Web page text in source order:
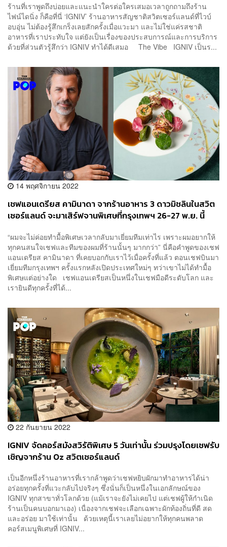
ร้านที่เราพูดถึงบ่อยและแนะนำใครต่อใครเสมอเวลาถูกถามถึงร้าน
ไฟน์ไดนิ่ง ก็คือที่นี่ ‘IGNIV’ ร้านอาหารสัญชาติสวิตเซอร์แลนด์ที่ไวบ์
อบอุ่น ไม่ต้องรู้สึกเกร็งเลยสักครั้งเมื่อแวะมา และไม่ใช่แค่รสชาติ
อาหารที่เราประทับใจ แต่ยังเป็นเรื่องของประสบการณ์และการบริการ
ด้วยที่ส่วนตัวรู้สึกว่า IGNIV ทำได้ดีเสมอ The Vibe IGNIV เป็นร...
14 พฤศจิกายน 2022
เชฟแอนเดรียส คามินาดา จากร้านอาหาร 3 ดาวมิชลินในสวิต
เซอร์แลนด์ จะมาเสิร์ฟจานพิเศษที่กรุงเทพฯ 26-27 พ.ย. นี้
“ผมจะไม่ค่อยทำมื้อพิเศษเวลากลับมาเยี่ยมทีมเท่าไร เพราะผมอยากให้
ทุกคนสนใจเชฟและทีมของผมที่ร้านนั้นๆ มากกว่า” นี่คือคำพูดของเชฟ
แอนเดรียส คามินาดา ที่เคยบอกกับเราไว้เมื่อครั้งที่แล้ว ตอนเชฟบินมา
เยี่ยมทีมกรุงเทพฯ ครั้งแรกหลังเปิดประเทศใหม่ๆ ทว่าเขาไม่ได้ทำมื้อ
พิเศษแต่อย่างใด เชฟแอนเดรียสเป็นหนึ่งในเชฟมือดีระดับโลก และ
เรายินดีทุกครั้งที่ได้...
22 กันยายน 2022
IGNIV จัดคอร์สมังสวิรัติพิเศษ 5 วันเท่านั้น ร่วมปรุงโดยเชฟรับ
เชิญจากร้าน Oz สวิตเซอร์แลนด์
เป็นอีกหนึ่งร้านอาหารที่เรากล้าพูดว่าเชฟหยิบผักมาทำอาหารได้น่า
อร่อยทุกครั้งที่แวะกลับไปจริงๆ ซึ่งนั่นก็เป็นหนึ่งในเอกลักษณ์ของ
IGNIV ทุกสาขาทั่วโลกด้วย (แม้เราจะยังไม่เคยไป แต่เชฟผู้ให้กำเนิด
ร้านเป็นคนบอกมาเอง) เนื่องจากเชฟจะเลือกเฉพาะผักท้องถิ่นที่ดี สด
และอร่อย มาใช้เท่านั้น ด้วยเหตุนี้เราเลยไม่อยากให้ทุกคนพลาด
คอร์สเมนูพิเศษที่ IGNIV...